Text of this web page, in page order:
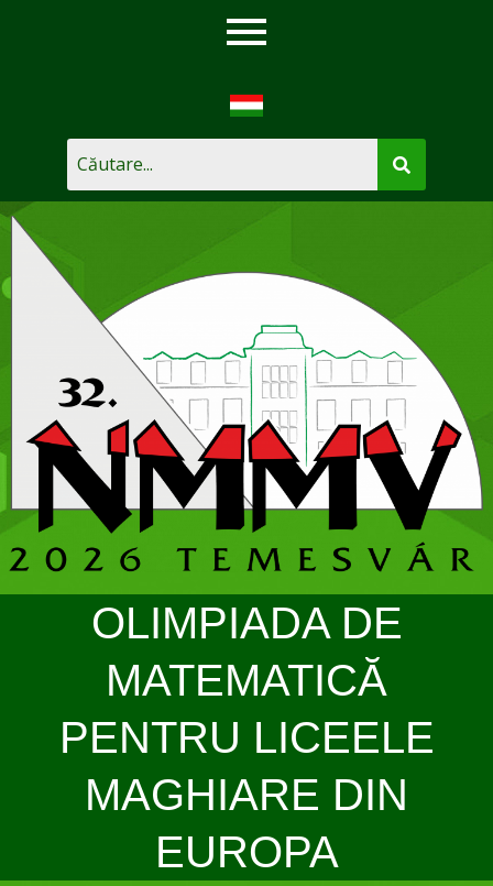
OLIMPIADA DE
MATEMATICĂ
PENTRU LICEELE
MAGHIARE DIN
EUROPA